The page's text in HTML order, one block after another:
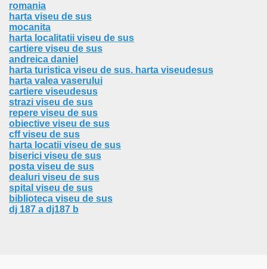
romania
harta viseu de sus
mocanita
harta localitatii viseu de sus
cartiere viseu de sus
andreica daniel
harta turistica viseu de sus. harta viseudesus
harta valea vaserului
cartiere viseudesus
strazi viseu de sus
repere viseu de sus
obiective viseu de sus
cff viseu de sus
harta locatii viseu de sus
biserici viseu de sus
posta viseu de sus
dealuri viseu de sus
spital viseu de sus
biblioteca viseu de sus
dj 187 a dj187 b